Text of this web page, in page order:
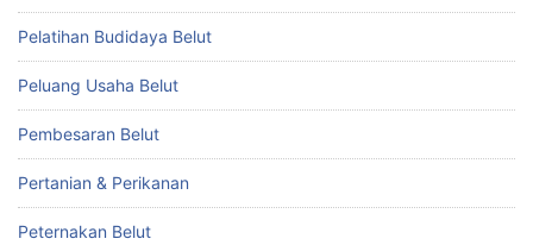
Pelatihan Budidaya Belut
Peluang Usaha Belut
Pembesaran Belut
Pertanian & Perikanan
Peternakan Belut